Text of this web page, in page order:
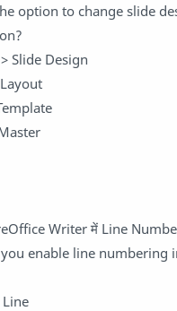
option to change slide
Slide Design
Writer में Line
enable line numbering